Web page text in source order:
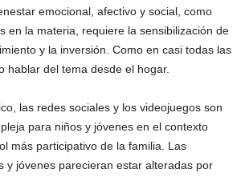
emocional, afectivo y social, como
en la materia, requiere la sensibilización de
y la inversión. Como en casi todas las
hablar del tema desde el hogar.
las redes sociales y los videojuegos son
para niños y jóvenes en el contexto
más participativo de la familia. Las
y jóvenes parecieran estar alteradas por